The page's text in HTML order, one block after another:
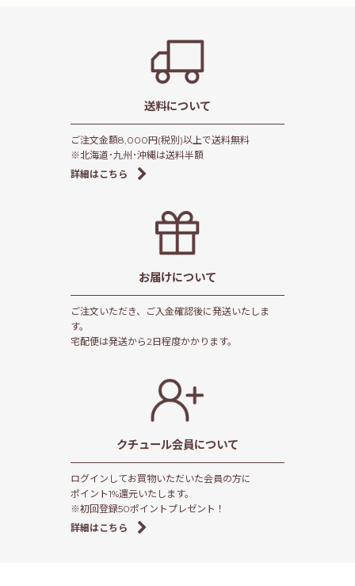
送料について
ご注文金額8,000円(税別)以上で送料無料
※北海道･九州･沖縄は送料半額
詳細はこちら
お届けについて
ご注文いただき、ご入金確認後に発送いたしま
す。
宅配便は発送から2日程度かかります。
クチュール会員について
ログインしてお買物いただいた会員の方に
ポイント1%還元いたします。
※初回登録50ポイントプレゼント！
詳細はこちら